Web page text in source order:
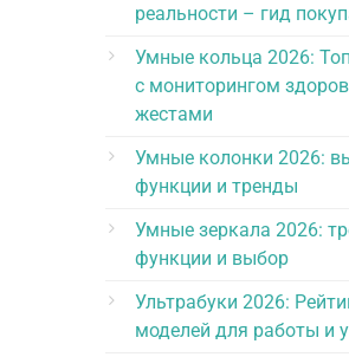
реальности – гид
Умные кольца 2026:
с мониторингом
жестами
Умные колонки 2026:
функции и тренды
Умные зеркала 2026:
функции и выбор
Ультрабуки 2026:
моделей для работы и